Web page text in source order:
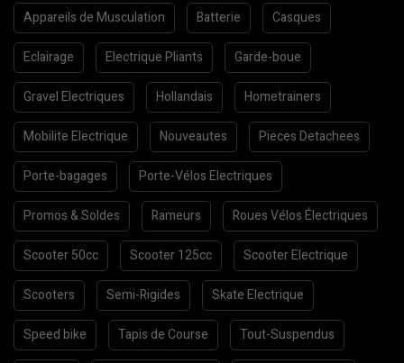
Appareils de Musculation Batterie Casques
Eclairage Electrique Pliants Garde-boue
Gravel Electriques Hollandais Hometrainers
Mobilite Electrique Nouveautes Pieces Detachees
Porte-bagages Porte-Vélos Electriques
Promos & Soldes Rameurs Roues Vélos Électriques
Scooter 50cc Scooter 125cc Scooter Electrique
Scooters Semi-Rigides Skate Electrique
Speed bike Tapis de Course Tout-Suspendus